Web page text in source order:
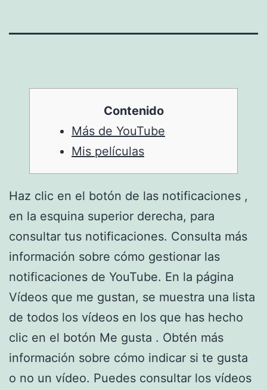
Contenido
Más de YouTube
Mis películas
Haz clic en el botón de las notificaciones ,
en la esquina superior derecha, para
consultar tus notificaciones. Consulta más
información sobre cómo gestionar las
notificaciones de YouTube. En la página
Vídeos que me gustan, se muestra una lista
de todos los vídeos en los que has hecho
clic en el botón Me gusta . Obtén más
información sobre cómo indicar si te gusta
o no un vídeo. Puedes consultar los vídeos